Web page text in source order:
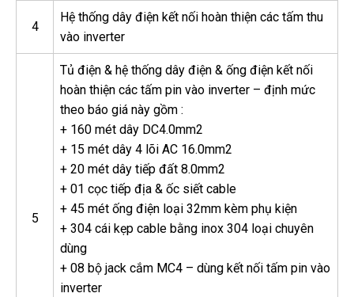
4
Hệ thống dây điện kết nối hoàn thiện các tấm thu
vào inverter
5
Tủ điện & hệ thống dây điện & ống điện kết nối
hoàn thiện các tấm pin vào inverter – định mức
theo báo giá này gồm :
+ 160 mét dây DC4.0mm2
+ 15 mét dây 4 lõi AC 16.0mm2
+ 20 mét dây tiếp đất 8.0mm2
+ 01 cọc tiếp địa & ốc siết cable
+ 45 mét ống điện loại 32mm kèm phụ kiện
+ 304 cái kẹp cable bằng inox 304 loại chuyên
dùng
+ 08 bộ jack cắm MC4 – dùng kết nối tấm pin vào
inverter